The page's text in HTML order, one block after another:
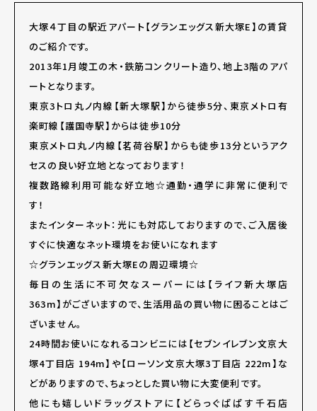
大塚４丁目の駅近アパート【グランエッグス新大塚E】の賃貸
のご紹介です。
2013年1月竣工の木・鉄筋コンクリート造り、地上3階のアパ
ートとなります。
東京3トロ丸ノ内線【新大塚駅】から徒歩5分、東京メトロ有
楽町線【護国寺駅】からは徒歩10分
東京メトロ丸ノ内線【茗荷谷駅】からも徒歩13分というアク
セスの良い好立地となっております！
複数路線利用可能な好立地☆通勤・通学に非常に便利で
す！
またインターネット：光にも対応しておりますので、ご入居後
すぐに快適なネット環境をお使いになれます
☆グランエッグス新大塚Eの周辺環境☆
毎日の生活に不可欠なスーパーには【ライフ新大塚店
363m】がございますので、生活用品の買い物に困ることはご
ざいません。
24時間お使いになれるコンビニには【セブンイレブン文京大
塚4丁目店 194m】や【ローソン文京大塚3丁目店 222m】な
どがありますので、ちょっとした買い物に大変便利です。
他にも嬉しいドラッグストアに【どらっぐぱぱす千石店